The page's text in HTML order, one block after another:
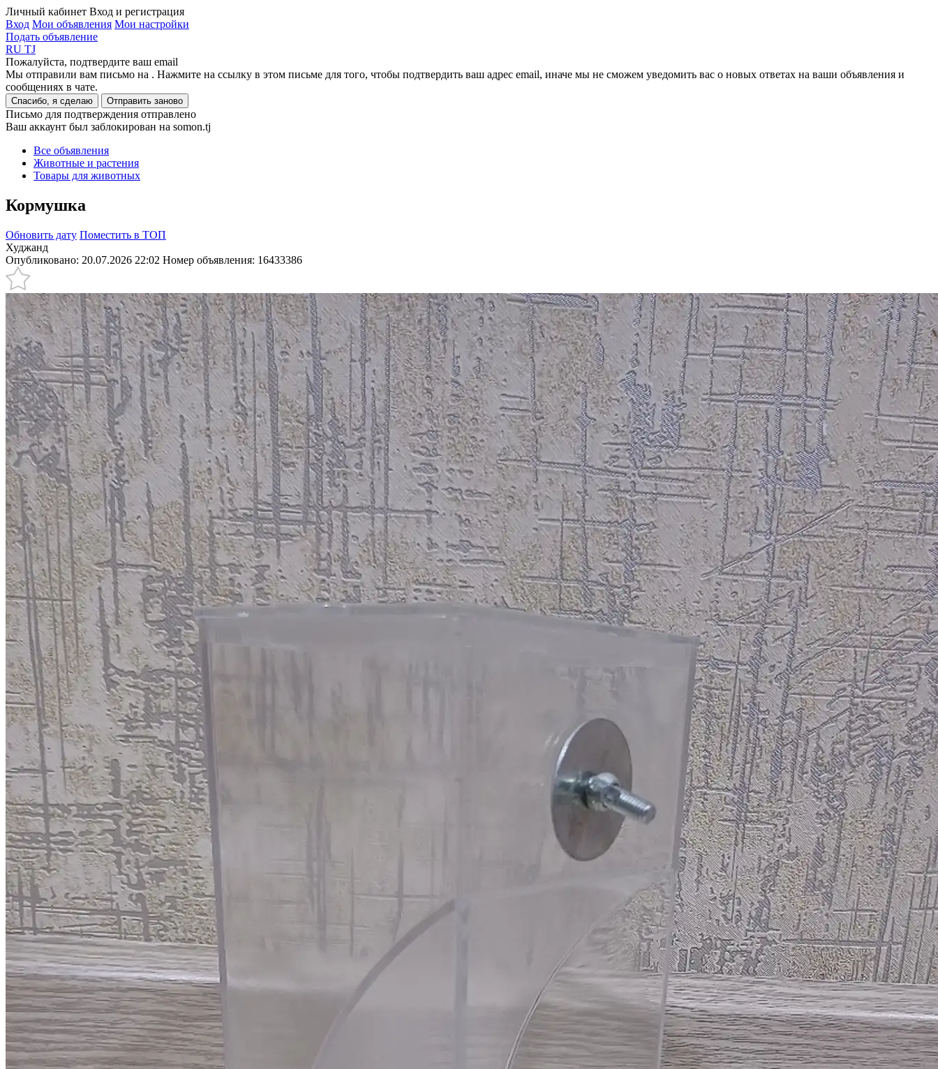
Личный кабинет Вход и регистрация
Вход Мои объявления Мои настройки
Подать объявление
RU TJ
Пожалуйста, подтвердите ваш email
Мы отправили вам письмо на . Нажмите на ссылку в этом письме для того, чтобы подтвердить ваш адрес email, иначе мы не сможем уведомить вас о новых ответах на ваши объявления и
сообщениях в чате.
Спасибо, я сделаю Отправить заново
Письмо для подтверждения отправлено
Ваш аккаунт был заблокирован на somon.tj
Все объявления
Животные и растения
Товары для животных
Кормушка
Обновить дату Поместить в ТОП
Худжанд
Опубликовано: 20.07.2026 22:02 Номер объявления: 16433386